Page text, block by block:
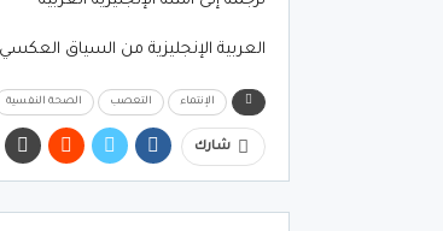
العربية الإنجليزية من السياق العكسي
الإنتماء التعصب الصحة النفسية
شارك